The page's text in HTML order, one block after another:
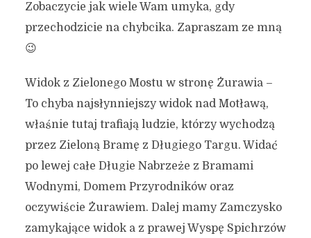
Zobaczycie jak wiele Wam umyka, gdy
przechodzicie na chybcika. Zapraszam ze mną
😉
Widok z Zielonego Mostu w stronę Żurawia –
To chyba najsłynniejszy widok nad Motławą,
właśnie tutaj trafiają ludzie, którzy wychodzą
przez Zieloną Bramę z Długiego Targu. Widać
po lewej całe Długie Nabrzeże z Bramami
Wodnymi, Domem Przyrodników oraz
oczywiście Żurawiem. Dalej mamy Zamczysko
zamykające widok a z prawej Wyspę Spichrzów